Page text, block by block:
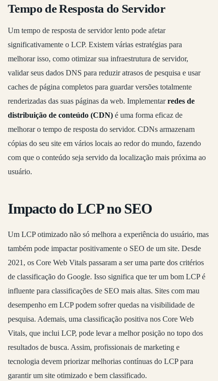
Tempo de Resposta do Servidor
Um tempo de resposta de servidor lento pode afetar
significativamente o LCP. Existem várias estratégias para
melhorar isso, como otimizar sua infraestrutura de servidor,
validar seus dados DNS para reduzir atrasos de pesquisa e usar
caches de página completos para guardar versões totalmente
renderizadas das suas páginas da web. Implementarredes de
distribuição de conteúdo (CDN) é uma forma eficaz de
melhorar o tempo de resposta do servidor. CDNs armazenam
cópias do seu site em vários locais ao redor do mundo, fazendo
com que o conteúdo seja servido da localização mais próxima ao
usuário.
Impacto do LCP no SEO
Um LCP otimizado não só melhora a experiência do usuário, mas
também pode impactar positivamente o SEO de um site. Desde
2021, os Core Web Vitals passaram a ser uma parte dos critérios
de classificação do Google. Isso significa que ter um bom LCP é
influente para classificações de SEO mais altas. Sites com mau
desempenho em LCP podem sofrer quedas na visibilidade de
pesquisa. Ademais, uma classificação positiva nos Core Web
Vitals, que inclui LCP, pode levar a melhor posição no topo dos
resultados de busca. Assim, profissionais de marketing e
tecnologia devem priorizar melhorias contínuas do LCP para
garantir um site otimizado e bem classificado.